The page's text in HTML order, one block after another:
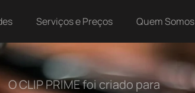
Serviços e Preços Quem Somos
O CLIP PRIME foi criado para